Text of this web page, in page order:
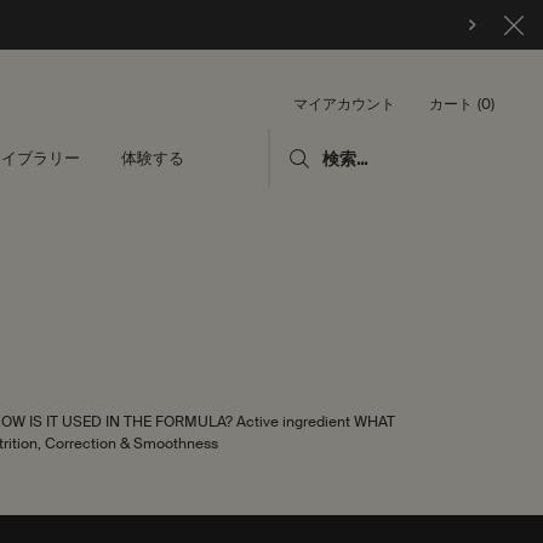
マイアカウント カート 0
0 カート内の製品
ブラリー 体験する 検索...
IS IT USED IN THE FORMULA? Active ingredient WHAT
Correction & Smoothness